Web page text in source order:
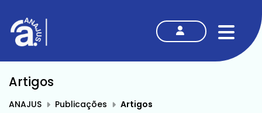
MENU
Artigos
ANAJUS Publicações Artigos